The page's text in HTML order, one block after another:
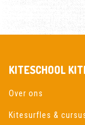
KITESCHOOL
Over ons
Kitesurfles &